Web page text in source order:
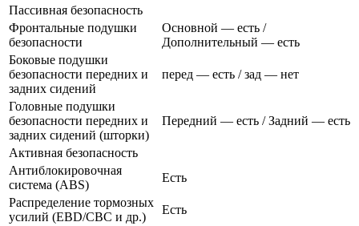
Пассивная безопасность
Фронтальные подушки
безопасности
Основной — есть /
Дополнительный — есть
Боковые подушки
безопасности передних и
задних сидений
перед — есть / зад — нет
Головные подушки
безопасности передних и
задних сидений (шторки)
Передний — есть / Задний — есть
Активная безопасность
Антиблокировочная
система (ABS)
Есть
Распределение тормозных
усилий (EBD/CBC и др.)
Есть